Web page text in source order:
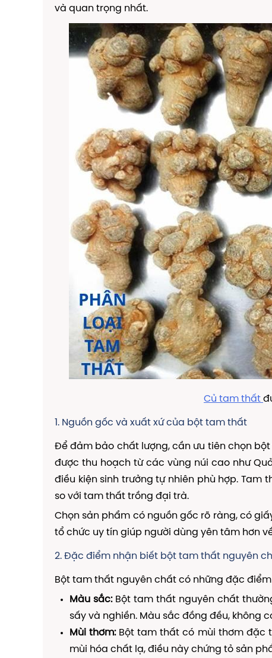
và quan trọng nhất.
Củ tam thất
1. Nguồn gốc và xuất xứ của bột tam thất
Để đảm bảo chất lượng, cần ưu tiên chọn
được thu hoạch từ các vùng núi cao như
điều kiện sinh trưởng tự nhiên phù hợp.
so với tam thất trồng đại trà.
Chọn sản phẩm có nguồn gốc rõ ràng, có
tổ chức uy tín giúp người dùng yên tâm hơn
2. Đặc điểm nhận biết bột tam thất nguyên
Bột tam thất nguyên chất có những đặc
Màu sắc:Bột tam thất nguyên chất
sấy và nghiền. Màu sắc đồng đều, không
Mùi thơm:Bột tam thất có mùi thơm đặc
mùi hóa chất lạ, điều này chứng tỏ sản